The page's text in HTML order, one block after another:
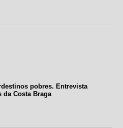
pobres. Entrevista
da Costa Braga